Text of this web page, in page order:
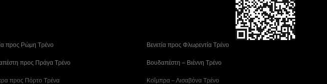
προς Ρώμη Τρένο Βενετία προς Φλωρεντία Τρένο
προς Πράγα Tρένο Βουδαπέστη – Βιέννη Tρένο
προς Πόρτο Τρένα Κοΐμπρα – Λισαβόνα Τρένο